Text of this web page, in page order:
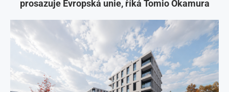
prosazuje Evropská unie, říká Tomio Okamura